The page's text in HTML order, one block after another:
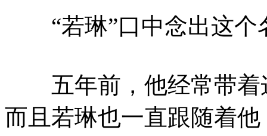
“若琳”口中念出这个
五年前，他经常带着
而且若琳也一直跟随着